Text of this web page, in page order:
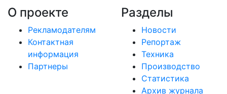
О проекте
Рекламодателям
Контактная
информация
Партнеры
Разделы
Новости
Репортаж
Техника
Производство
Статистика
Архив журнала